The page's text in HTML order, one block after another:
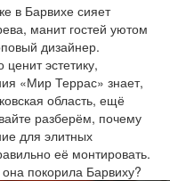
в Барвихе сияет
манит гостей уютом
дизайнер.
ценит эстетику,
«Мир Террас» знает,
область, ещё
разберём, почему
для элитных
её монтировать.
покорила Барвиху?